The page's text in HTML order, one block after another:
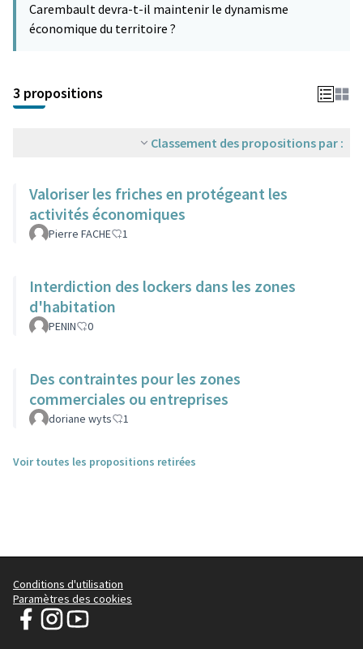
Carembault devra-t-il maintenir le dynamisme
économique du territoire ?
3 propositions
Classement des propositions par :
Valoriser les friches en protégeant les
activités économiques
Pierre FACHE 1
Interdiction des lockers dans les zones
d'habitation
PENIN 0
Des contraintes pour les zones
commerciales ou entreprises
doriane wyts 1
Voir toutes les propositions retirées
Conditions d'utilisation
Paramètres des cookies
Pévèle Carembault - PLUi sur Facebook
Pévèle Carembault - PLUi sur Instagram
Pévèle Carembault - PLUi sur YouTube